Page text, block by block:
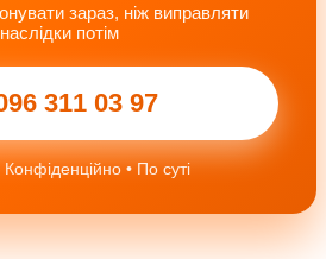
зараз, ніж виправляти
наслідки потім
311 03 97
• По суті